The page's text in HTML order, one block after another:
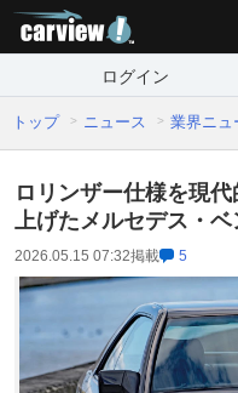
ログイン
トップ ニュース 業界ニュ
ロリンザー仕様を現
上げたメルセデス・
2026.05.15 07:32掲載 5